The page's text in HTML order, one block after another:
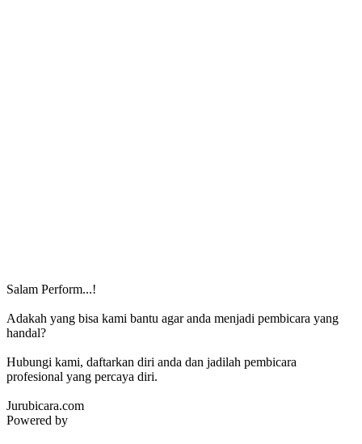
Salam Perform...!
Adakah yang bisa kami bantu agar anda menjadi pembicara yang
handal?
Hubungi kami, daftarkan diri anda dan jadilah pembicara
profesional yang percaya diri.
Jurubicara.com
Powered by